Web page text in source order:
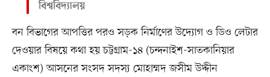
বিশ্ববিদ্যালয়
বন বিভাগের আপত্তির পরও সড়ক নির্মাণের উদ্যোগ ও ডিও লেটার
দেওয়ার বিষয়ে কথা হয় চট্টগ্রাম-১৪ (চন্দনাইশ-সাতকানিয়ার
একাংশ) আসনের সংসদ সদস্য মোহাম্মদ জসীম উদ্দীন